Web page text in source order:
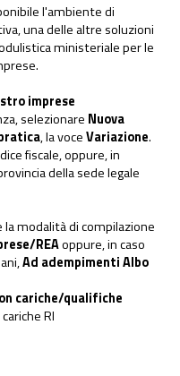
l'ambiente di
una delle altre soluzioni
ministeriale per le
imprese
selezionare Nuova
, la voceVariazione.
fiscale, oppure, in
della sede legale
la modalità di compilazione
REAoppure, in caso
Ad adempimenti Albo
cariche/qualifiche
RI